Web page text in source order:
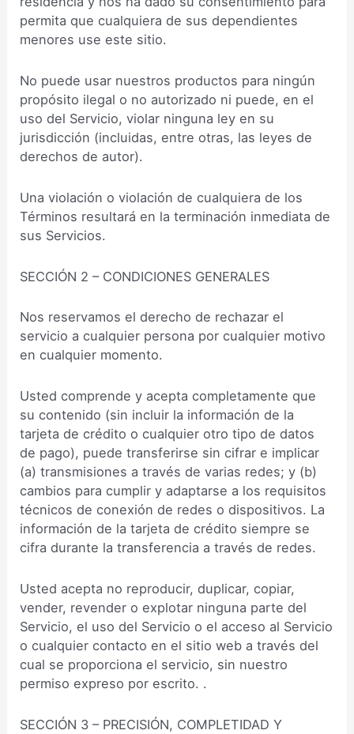
permita que cualquiera de sus dependientes
menores use este sitio.
No puede usar nuestros productos para ningún
propósito ilegal o no autorizado ni puede, en el
uso del Servicio, violar ninguna ley en su
jurisdicción (incluidas, entre otras, las leyes de
derechos de autor).
Una violación o violación de cualquiera de los
Términos resultará en la terminación inmediata de
sus Servicios.
SECCIÓN 2 – CONDICIONES GENERALES
Nos reservamos el derecho de rechazar el
servicio a cualquier persona por cualquier motivo
en cualquier momento.
Usted comprende y acepta completamente que
su contenido (sin incluir la información de la
tarjeta de crédito o cualquier otro tipo de datos
de pago), puede transferirse sin cifrar e implicar
(a) transmisiones a través de varias redes; y (b)
cambios para cumplir y adaptarse a los requisitos
técnicos de conexión de redes o dispositivos. La
información de la tarjeta de crédito siempre se
cifra durante la transferencia a través de redes.
Usted acepta no reproducir, duplicar, copiar,
vender, revender o explotar ninguna parte del
Servicio, el uso del Servicio o el acceso al Servicio
o cualquier contacto en el sitio web a través del
cual se proporciona el servicio, sin nuestro
permiso expreso por escrito. .
SECCIÓN 3 – PRECISIÓN, COMPLETIDAD Y